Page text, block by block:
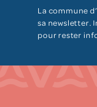
La commune
sa newsletter.
pour rester